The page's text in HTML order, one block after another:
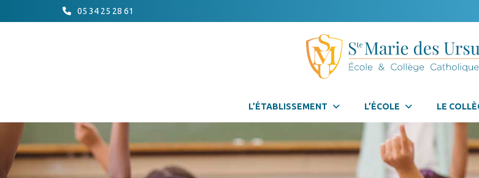
05 34 25 28 61
L’ÉTABLISSEMENT L’ÉCOLE LE